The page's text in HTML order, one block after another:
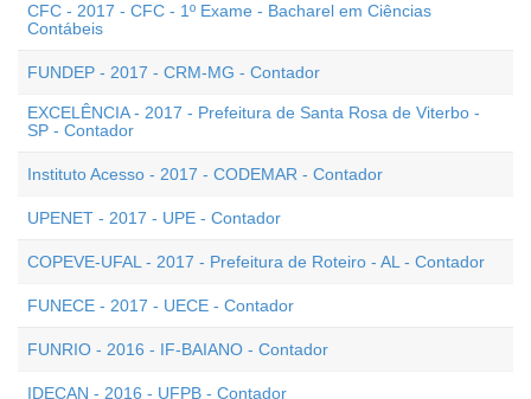
CFC - 2017 - CFC - 1º Exame - Bacharel em Ciências
Contábeis
FUNDEP - 2017 - CRM-MG - Contador
EXCELÊNCIA - 2017 - Prefeitura de Santa Rosa de Viterbo -
SP - Contador
Instituto Acesso - 2017 - CODEMAR - Contador
UPENET - 2017 - UPE - Contador
COPEVE-UFAL - 2017 - Prefeitura de Roteiro - AL - Contador
FUNECE - 2017 - UECE - Contador
FUNRIO - 2016 - IF-BAIANO - Contador
IDECAN - 2016 - UFPB - Contador